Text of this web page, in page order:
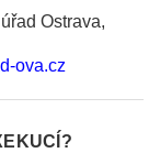
Ostrava,
ova.cz